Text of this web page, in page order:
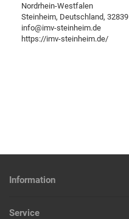
Nordrhein-Westfalen
Steinheim, Deutschland, 32839
info@imv-steinheim.de
https://imv-steinheim.de/
Information
Service